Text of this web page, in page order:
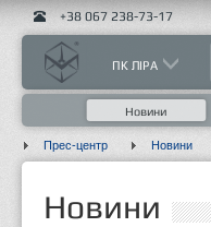
+38 067 238-73-17
ПК ЛІРА
Новини
Прес-центр Новини
Новини